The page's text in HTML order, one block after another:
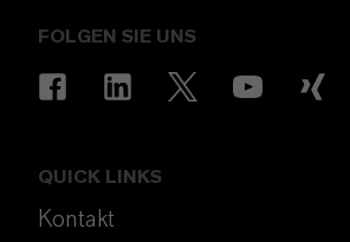
FOLGEN SIE UNS
QUICK LINKS
Kontakt